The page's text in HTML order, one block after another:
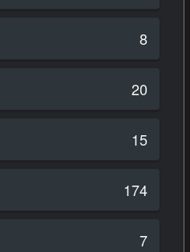
8
20
15
174
7